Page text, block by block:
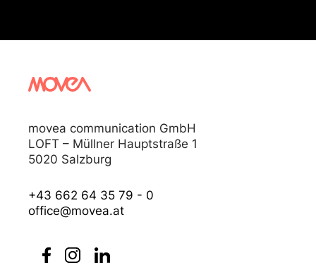
movea communication GmbH
LOFT – Müllner Hauptstraße 1
5020 Salzburg
+43 662 64 35 79 - 0
office@movea.at